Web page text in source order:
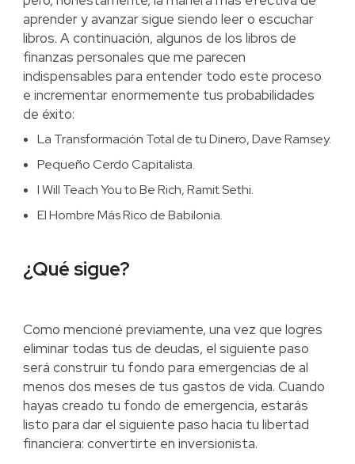
aprender y avanzar sigue siendo leer o escuchar
libros. A continuación, algunos de los libros de
finanzas personales que me parecen
indispensables para entender todo este proceso
e incrementar enormemente tus probabilidades
de éxito:
La Transformación Total de tu Dinero, Dave Ramsey.
Pequeño Cerdo Capitalista.
I Will Teach You to Be Rich, Ramit Sethi.
El Hombre Más Rico de Babilonia.
¿Qué sigue?
Como mencioné previamente, una vez que logres
eliminar todas tus de deudas, el siguiente paso
será construir tu fondo para emergencias de al
menos dos meses de tus gastos de vida. Cuando
hayas creado tu fondo de emergencia, estarás
listo para dar el siguiente paso hacia tu libertad
financiera: convertirte en inversionista.